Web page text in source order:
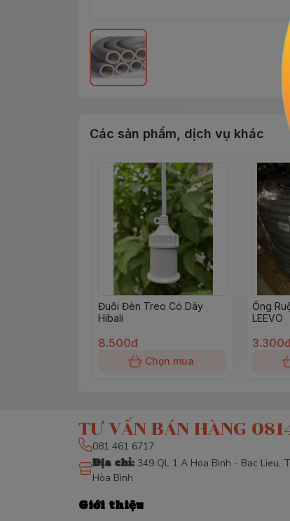
Các sản phẩm, dịch vụ khác
Đuôi Đèn Treo Có Dây
Hibali
8.500đ
Chọn mua
Ống
LEEVO
TƯ VẤN BÁN HÀNG
081 461 6717
Địa chỉ: 349 QL 1 A Hoa Binh - Bac Lieu,
Hòa Bình
Giới thiệu